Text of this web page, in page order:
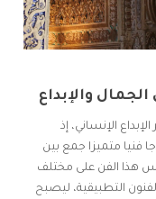
والإبداع
الإنساني، إذ
فنيا متميزا جمع بين
هذا الفن على مختلف
التطبيقية، ليصبح